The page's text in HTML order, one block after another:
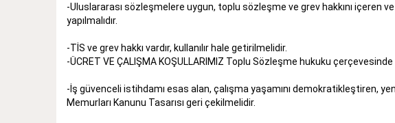
-Uluslararası sözleşmelere uygun, toplu sözleşme ve grev hakkını içeren
yapılmalıdır.
-TİS ve grev hakkı vardır, kullanılır hale getirilmelidir.
-ÜCRET VE ÇALIŞMA KOŞULLARIMIZ Toplu Sözleşme hukuku
-İş güvenceli istihdamı esas alan, çalışma yaşamını demokratikleştiren,
Memurları Kanunu Tasarısı geri çekilmelidir.